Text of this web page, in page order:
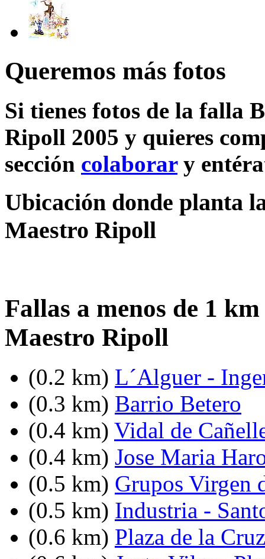
Queremos más fotos
Si tienes fotos de la falla
Ripoll 2005 y quieres
sección colaborary
Ubicación donde planta
Maestro Ripoll
Fallas a menos de 1
Maestro Ripoll
(0.2 km) L´Alguer -
(0.3 km) Barrio Betero
(0.4 km) Vidal de
(0.4 km) Jose Maria
(0.5 km) Grupos Virgen
(0.5 km) Industria -
(0.6 km) Plaza de la